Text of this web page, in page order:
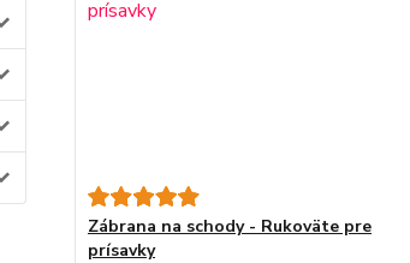
Zábrana na schody - Rukoväte pre
prísavky